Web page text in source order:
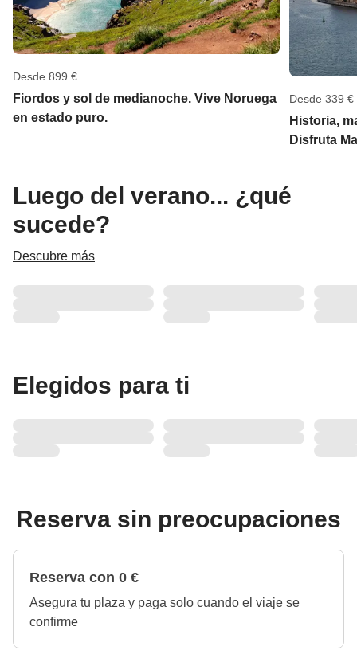
Desde 899 €
Fiordos y sol de medianoche. Vive Noruega
en estado puro.
Desde 339 €
Historia,
Disfruta
Luego del verano... ¿qué
sucede?
Descubre más
Elegidos para ti
Reserva sin preocupaciones
Reserva con 0 €
Asegura tu plaza y paga solo cuando el viaje se
confirme